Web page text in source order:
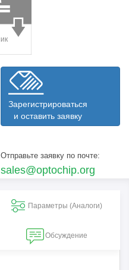
Зарегистрироваться
и оставить заявку
Отправьте заявку по почте:
sales@optochip.org
Параметры (Aналоги)
Обсуждение